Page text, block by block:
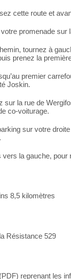
cette route et
promenade sur
tournez à
prenez la
premier
Joskin.
sur la rue de
co-voiturage.
sur votre
vers la gauche, pour
8,5 kilomètres
Résistance 529
(PDF) reprenant les